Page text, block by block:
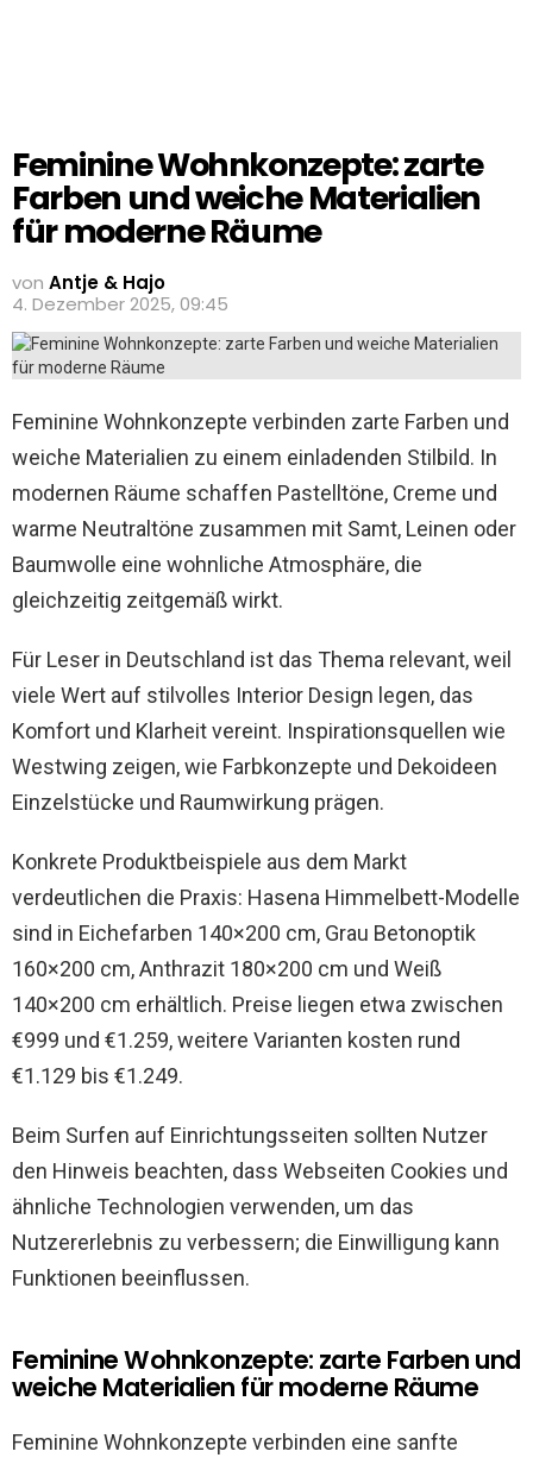
Feminine Wohnkonzepte: zarte
Farben und weiche Materialien
für moderne Räume
von Antje & Hajo
4. Dezember 2025, 09:45
Feminine Wohnkonzepte verbinden zarte Farben und
weiche Materialien zu einem einladenden Stilbild. In
modernen Räume schaffen Pastelltöne, Creme und
warme Neutraltöne zusammen mit Samt, Leinen oder
Baumwolle eine wohnliche Atmosphäre, die
gleichzeitig zeitgemäß wirkt.
Für Leser in Deutschland ist das Thema relevant, weil
viele Wert auf stilvolles Interior Design legen, das
Komfort und Klarheit vereint. Inspirationsquellen wie
Westwing zeigen, wie Farbkonzepte und Dekoideen
Einzelstücke und Raumwirkung prägen.
Konkrete Produktbeispiele aus dem Markt
verdeutlichen die Praxis: Hasena Himmelbett-Modelle
sind in Eichefarben 140×200 cm, Grau Betonoptik
160×200 cm, Anthrazit 180×200 cm und Weiß
140×200 cm erhältlich. Preise liegen etwa zwischen
€999 und €1.259, weitere Varianten kosten rund
€1.129 bis €1.249.
Beim Surfen auf Einrichtungsseiten sollten Nutzer
den Hinweis beachten, dass Webseiten Cookies und
ähnliche Technologien verwenden, um das
Nutzererlebnis zu verbessern; die Einwilligung kann
Funktionen beeinflussen.
Feminine Wohnkonzepte: zarte Farben und
weiche Materialien für moderne Räume
Feminine Wohnkonzepte verbinden eine sanfte